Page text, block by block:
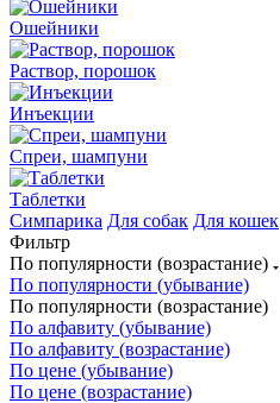
Ошейники
Раствор, порошок
Инъекции
Спреи, шампуни
Таблетки
Симпарика Для собак Для кошек
Фильтр
По популярности (возрастание)
По популярности (убывание)
По популярности (возрастание)
По алфавиту (убывание)
По алфавиту (возрастание)
По цене (убывание)
По цене (возрастание)